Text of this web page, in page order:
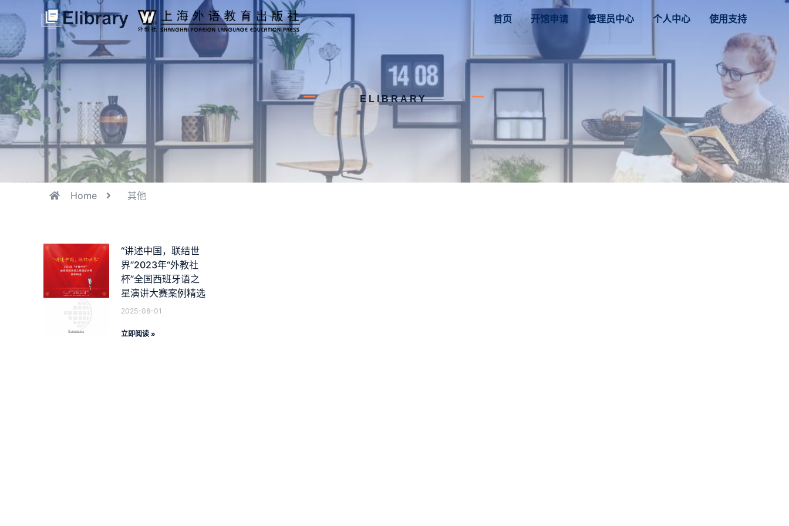
首页 开馆申请 管理员中心 个人中心 使用支持
ELIBRARY
Home 其他
“讲述中国，联结世
界”2023年“外教社
杯”全国西班牙语之
星演讲大赛案例精选
2025-08-01
立即阅读 »